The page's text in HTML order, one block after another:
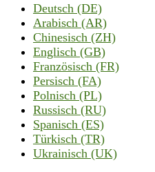
Deutsch (DE)
Arabisch (AR)
Chinesisch (ZH)
Englisch (GB)
Französisch (FR)
Persisch (FA)
Polnisch (PL)
Russisch (RU)
Spanisch (ES)
Türkisch (TR)
Ukrainisch (UK)